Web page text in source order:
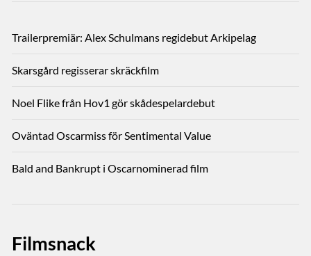
Trailerpremiär: Alex Schulmans regidebut Arkipelag
Skarsgård regisserar skräckfilm
Noel Flike från Hov1 gör skådespelardebut
Oväntad Oscarmiss för Sentimental Value
Bald and Bankrupt i Oscarnominerad film
Filmsnack